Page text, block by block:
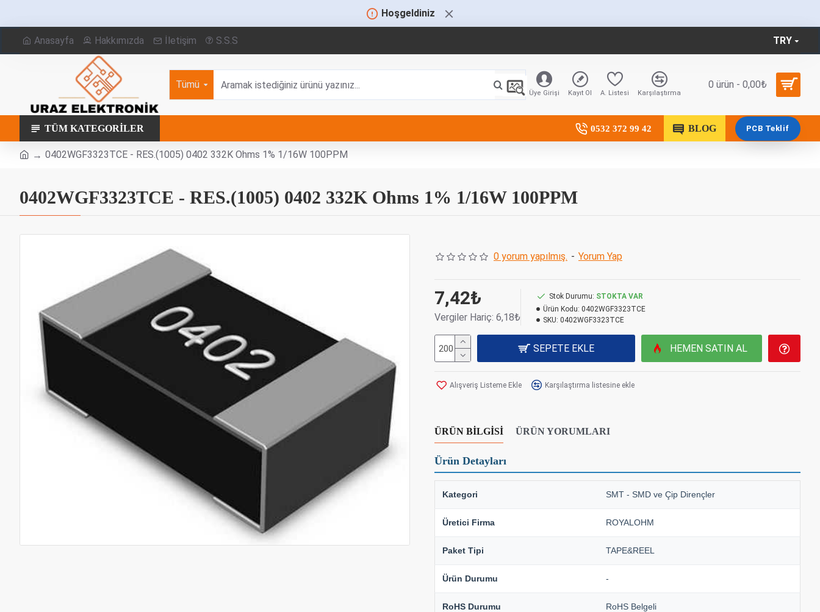
Hoşgeldiniz
Anasayfa Hakkımızda İletişim S.S.S TRY
Tümü
Üye Girişi Kayıt Ol A. Listesi Karşılaştırma
0 ürün - 0,00₺
TÜM KATEGORILER 0532 372 99 42 BLOG PCB Teklif
0402WGF3323TCE - RES.(1005) 0402 332K Ohms 1% 1/16W 100PPM
0402WGF3323TCE - RES.(1005) 0402 332K Ohms 1% 1/16W 100PPM
0 yorum yapılmış. - Yorum Yap
7,42₺
Vergiler Hariç: 6,18₺
Stok Durumu: STOKTA VAR
Ürün Kodu: 0402WGF3323TCE
SKU: 0402WGF3323TCE
SEPETE EKLE HEMEN SATIN AL
Alışveriş Listeme Ekle Karşılaştırma listesine ekle
ÜRÜN BILGISI ÜRÜN YORUMLARI
Ürün Detayları
Kategori SMT - SMD ve Çip Dirençler
Üretici Firma ROYALOHM
Paket Tipi TAPE&REEL
Ürün Durumu -
RoHS Durumu RoHS Belgeli